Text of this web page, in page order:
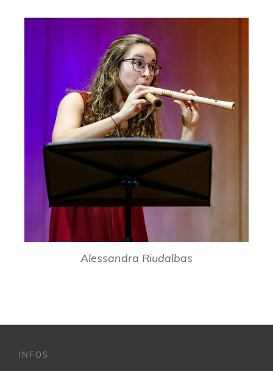
Alessandra Riudalbas
INFOS